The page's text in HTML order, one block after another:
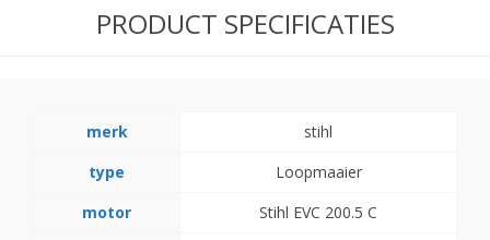
PRODUCT SPECIFICATIES
merk
stihl
type
Loopmaaier
motor
Stihl EVC 200.5 C